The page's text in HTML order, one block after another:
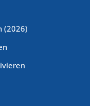
(2026)